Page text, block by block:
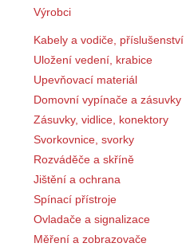
Výrobci
Kabely a vodiče, příslušenství
Uložení vedení, krabice
Upevňovací materiál
Domovní vypínače a zásuvky
Zásuvky, vidlice, konektory
Svorkovnice, svorky
Rozváděče a skříně
Jištění a ochrana
Spínací přístroje
Ovladače a signalizace
Měření a zobrazovače